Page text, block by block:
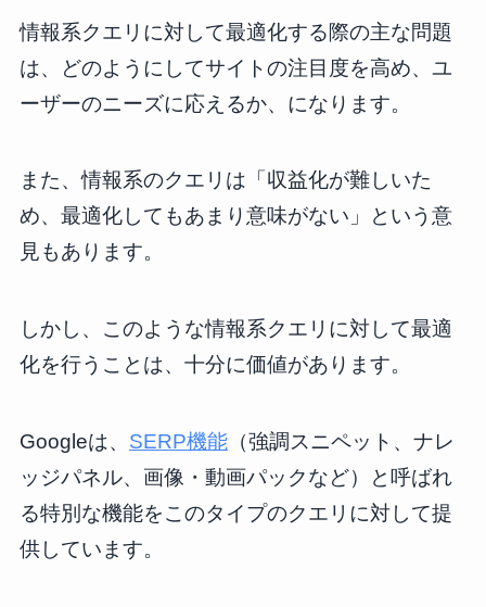
情報系クエリに対して最適化する際の主な問題
は、どのようにしてサイトの注目度を高め、ユ
ーザーのニーズに応えるか、になります。
また、情報系のクエリは「収益化が難しいた
め、最適化してもあまり意味がない」という意
見もあります。
しかし、このような情報系クエリに対して最適
化を行うことは、十分に価値があります。
Googleは、 SERP機能（強調スニペット、ナレ
ッジパネル、画像・動画パックなど）と呼ばれ
る特別な機能をこのタイプのクエリに対して提
供しています。